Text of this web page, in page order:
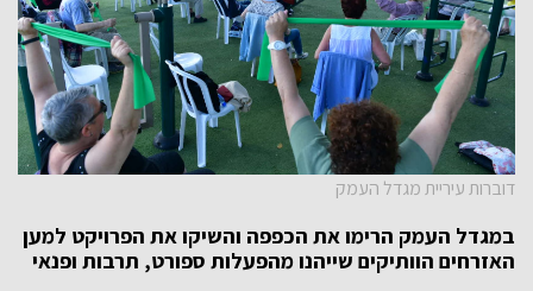
דוברות עיריית מגדל העמק
במגדל העמק הרימו את הכפפה והשיקו את הפרויקט למען
האזרחים הוותיקים שייהנו מהפעלות ספורט, תרבות ופנאי